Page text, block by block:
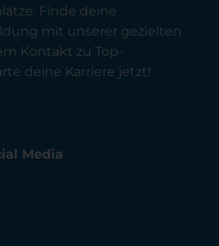
Finde deine
mit unserer gezielten
Kontakt zu Top-
deine Karriere jetzt!
Media